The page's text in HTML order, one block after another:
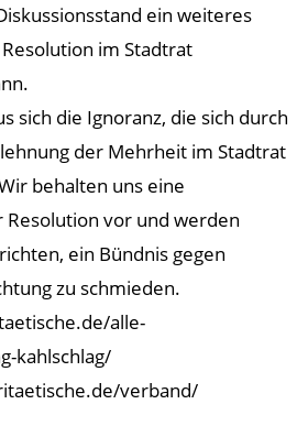
ein weiteres
im Stadtrat
sich die Ignoranz, die sich durch
der Mehrheit im Stadtrat
behalten uns eine
vor und werden
ein Bündnis gegen
zu schmieden.
alle-
kahlschlag/
verband/